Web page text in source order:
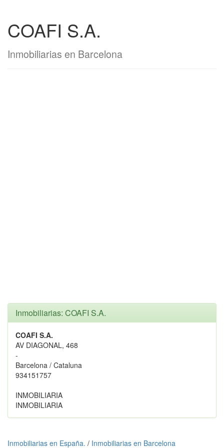
COAFI S.A.
Inmobiliarias en Barcelona
Inmobiliarias: COAFI S.A.
COAFI S.A.
AV DIAGONAL, 468
-
Barcelona / Cataluna
934151757
INMOBILIARIA
INMOBILIARIA
Inmobiliarias en España. / Inmobiliarias en Barcelona